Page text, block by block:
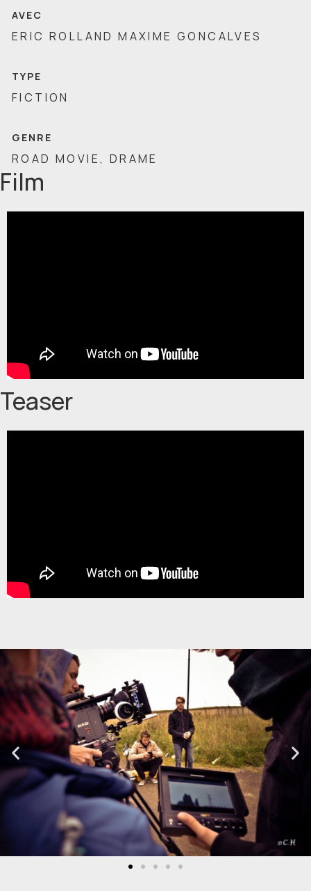
AVEC
ERIC ROLLAND MAXIME GONCALVES
TYPE
FICTION
GENRE
ROAD MOVIE, DRAME
Film
Teaser